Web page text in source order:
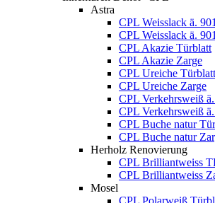
Astra
CPL Weisslack ä.
CPL Weisslack ä.
CPL Akazie Türblatt
CPL Akazie Zarge
CPL Ureiche Türblatt
CPL Ureiche Zarge
CPL Verkehrsweiß
CPL Verkehrsweiß
CPL Buche natur
CPL Buche natur
Herholz Renovierung
CPL Brilliantweiss
CPL Brilliantweiss
Mosel